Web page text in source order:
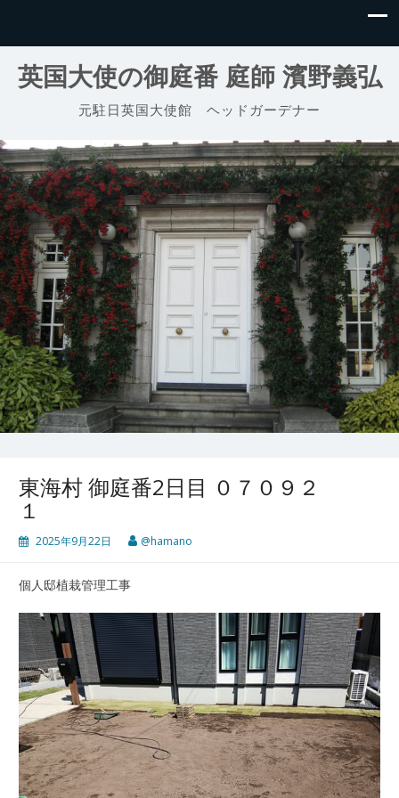
英国大使の御庭番 庭師 濱野義弘
元駐日英国大使館 ヘッドガーデナー
東海村 御庭番2日目 ０７０９２
１
2025年9月22日 @hamano
個人邸植栽管理工事